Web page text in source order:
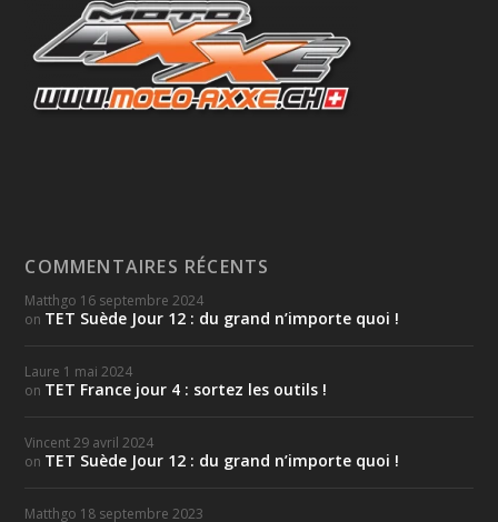
COMMENTAIRES RÉCENTS
Matthgo 16 septembre 2024
on TET Suède Jour 12 : du grand n’importe quoi !
Laure 1 mai 2024
on TET France jour 4 : sortez les outils !
Vincent 29 avril 2024
on TET Suède Jour 12 : du grand n’importe quoi !
Matthgo 18 septembre 2023